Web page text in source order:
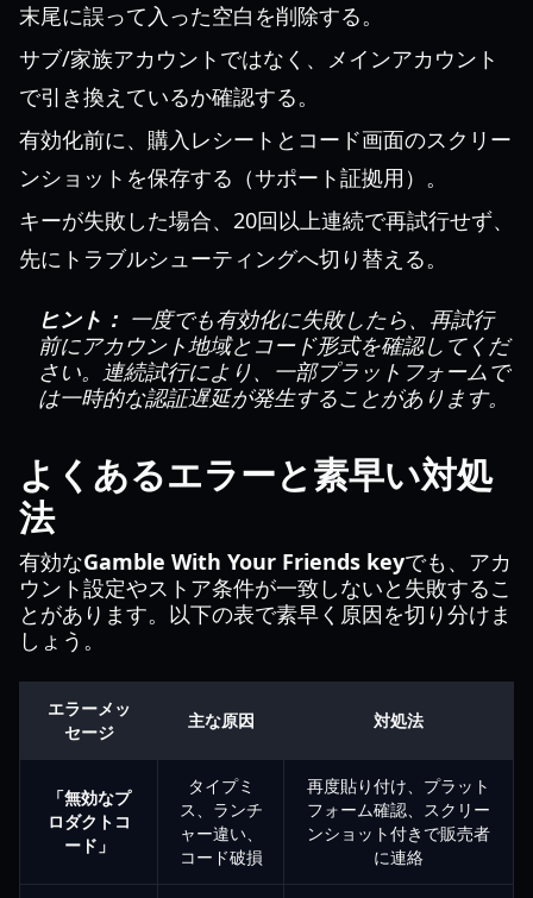
末尾に誤って入った空白を削除する。
サブ/家族アカウントではなく、メインアカウント
で引き換えているか確認する。
有効化前に、購入レシートとコード画面のスクリー
ンショットを保存する（サポート証拠用）。
キーが失敗した場合、20回以上連続で再試行せず、
先にトラブルシューティングへ切り替える。
ヒント： 一度でも有効化に失敗したら、再試行
前にアカウント地域とコード形式を確認してくだ
さい。連続試行により、一部プラットフォームで
は一時的な認証遅延が発生することがあります。
よくあるエラーと素早い対処
法
有効なGamble With Your Friends keyでも、アカ
ウント設定やストア条件が一致しないと失敗するこ
とがあります。以下の表で素早く原因を切り分けま
しょう。
エラーメッ
セージ
主な原因 対処法
「無効なプ
ロダクトコ
ード」
タイプミ
ス、ランチ
ャー違い、
コード破損
再度貼り付け、プラット
フォーム確認、スクリー
ンショット付きで販売者
に連絡